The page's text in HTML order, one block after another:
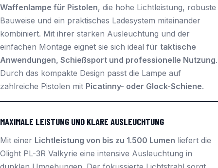
Waffenlampe für Pistolen, die hohe Lichtleistung, robuste
Bauweise und ein praktisches Ladesystem miteinander
kombiniert. Mit ihrer starken Ausleuchtung und der
einfachen Montage eignet sie sich ideal für taktische
Anwendungen, Schießsport und professionelle Nutzung.
Durch das kompakte Design passt die Lampe auf
zahlreiche Pistolen mit Picatinny- oder Glock-Schiene.
MAXIMALE LEISTUNG UND KLARE AUSLEUCHTUNG
Mit einer Lichtleistung von bis zu 1.500 Lumen liefert die
Olight PL-3R Valkyrie eine intensive Ausleuchtung in